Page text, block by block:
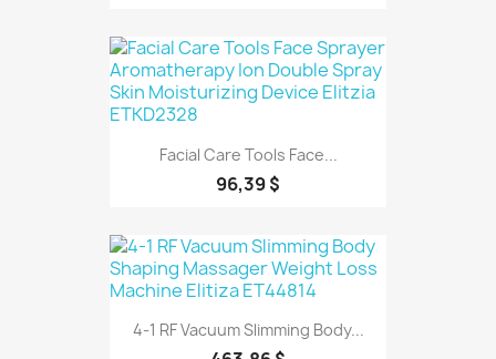
Facial Care Tools Face...
96,39 $
4-1 RF Vacuum Slimming Body...